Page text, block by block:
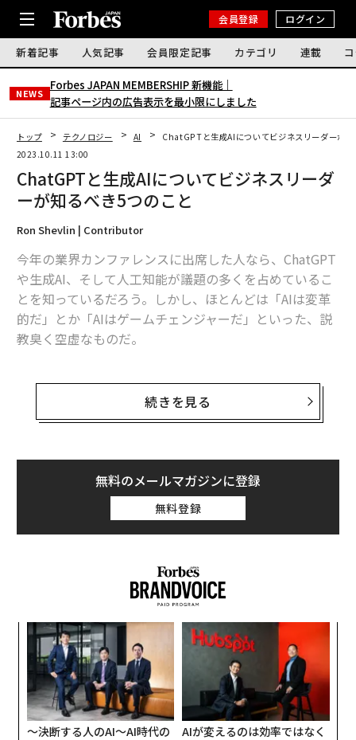
会員登録 ログイン
新着記事 人気記事 会員限定記事 カテゴリ 連載
NEWS
Forbes JAPAN MEMBERSHIP 新機能｜
記事ページ内の広告表示を最小限にしました
トップ テクノロジー AI
ChatGPTと生成AIについてビジネスリーダーが
2023.10.11 13:00
ChatGPTと生成AIについてビジネスリーダ
ーが知るべき5つのこと
Ron Shevlin | Contributor
今年の業界カンファレンスに出席した人なら、ChatGPT
や生成AI、そして人工知能が議題の多くを占めているこ
とを知っているだろう。しかし、ほとんどは「AIは変革
的だ」とか「AIはゲームチェンジャーだ」といった、説
教臭く空虚なものだ。
CEOや他の上級役員たちは、これらの新技術がどのよう
な影響を与えるのかや、それらをどう進めるかについ
て、具体的な視点を求めている。そこで今回は、CEOが
紹介していきたい。
1.生成AIの目的はコスト削減ではない
生成AIツールとテクノロジー導入の初期の焦点は、生産
の見積もりは、役割やポジションの種類によっても異な
るが、20％から80％にも及ぶ。だが、生成AIで従業員を
完全に（またはほぼ完全に）置き換えた企業の例はある
ものの、それは稀で、結果も目を見張るようなものでは
なかった。
生成AIがビジネスに与える真のインパクトは、スタッフ
の置き換えではなく、人間の生産性と創造性を加速させ
ることだ。マイクロソフトの金融サービス担当チーフデ
続きを見る
無料のメールマガジンに登録
無料登録
〜決断する人のAI〜AI時代の
AIが変えるのは効率ではなく